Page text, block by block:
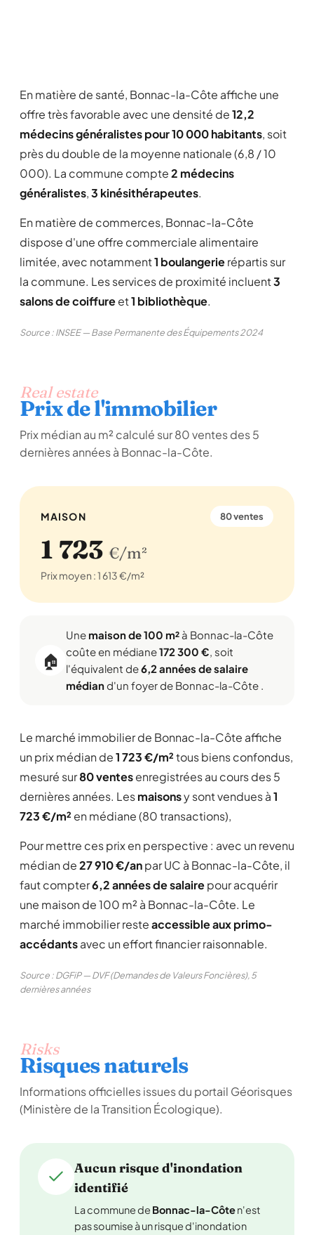
En matière de santé, Bonnac-la-Côte affiche une
offre très favorable avec une densité de12,2
médecins généralistes pour 10 000 habitants, soit
près du double de la moyenne nationale (6,8 / 10
000). La commune compte2 médecins
généralistes,3 kinésithérapeutes.
En matière de commerces, Bonnac-la-Côte
dispose d'une offre commerciale alimentaire
limitée, avec notamment1 boulangerierépartis sur
la commune. Les services de proximité incluent3
salons de coiffureet1 bibliothèque.
Source : INSEE — Base Permanente des Équipements 2024
Real estate
Prix de l'immobilier
Prix médian au m² calculé sur 80 ventes des 5
dernières années à Bonnac-la-Côte.
MAISON 80 ventes
1 723 €/m²
Prix moyen : 1 613 €/m²
🏠
Une maison de 100 m² à Bonnac-la-Côte
coûte en médiane172 300 €, soit
l'équivalent de6,2 années de salaire
médiand'un foyer de Bonnac-la-Côte .
Le marché immobilier de Bonnac-la-Côte affiche
un prix médian de1 723 €/m²tous biens confondus,
mesuré sur80 ventesenregistrées au cours des 5
dernières années. Lesmaisonsy sont vendues à1
723 €/m² en médiane (80 transactions),
Pour mettre ces prix en perspective : avec un revenu
médian de27 910 €/anpar UC à Bonnac-la-Côte, il
faut compter6,2 années de salairepour acquérir
une maison de 100 m² à Bonnac-la-Côte. Le
marché immobilier resteaccessible aux primo-
accédantsavec un effort financier raisonnable.
Source : DGFiP — DVF (Demandes de Valeurs Foncières), 5
dernières années
Risks
Risques naturels
Informations officielles issues du portail Géorisques
(Ministère de la Transition Écologique).
Aucun risque d'inondation
identifié
La commune de Bonnac-la-Côten'est
pas soumise à un risque d'inondation